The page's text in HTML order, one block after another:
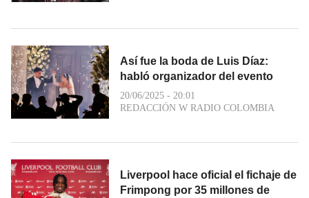
Así fue la boda de Luis Díaz:
habló organizador del evento
20/06/2025 - 20:01
REDACCIÓN W RADIO COLOMBIA
Liverpool hace oficial el fichaje de
Frimpong por 35 millones de